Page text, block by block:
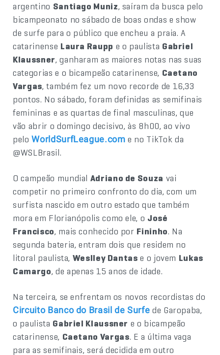
argentino Santiago Muniz, saíram da busca pelo
bicampeonato no sábado de boas ondas e show
de surfe para o público que encheu a praia. A
catarinense Laura Raupp e o paulista Gabriel
Klaussner, ganharam as maiores notas nas suas
categorias e o bicampeão catarinense, Caetano
Vargas, também fez um novo recorde de 16,33
pontos. No sábado, foram definidas as semifinais
femininas e as quartas de final masculinas, que
vão abrir o domingo decisivo, às 8h00, ao vivo
peloWorldSurfLeague.com e no TikTok da
@WSLBrasil.
O campeão mundial Adriano de Souza vai
competir no primeiro confronto do dia, com um
surfista nascido em outro estado que também
mora em Florianópolis como ele, o José
Francisco, mais conhecido por Fininho. Na
segunda bateria, entram dois que residem no
litoral paulista, Weslley Dantas e o jovem Lukas
Camargo, de apenas 15 anos de idade.
Na terceira, se enfrentam os novos recordistas do
Circuito Banco do Brasil de Surfe de Garopaba,
o paulista Gabriel Klaussner e o bicampeão
catarinense, Caetano Vargas. E a última vaga
para as semifinais, será decidida em outro